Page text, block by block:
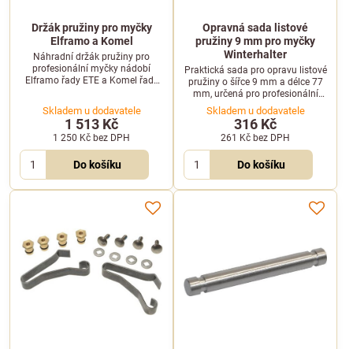
Držák pružiny pro myčky
Elframo a Komel
Náhradní držák pružiny pro
profesionální myčky nádobí
Elframo řady ETE a Komel řady
Skladem u dodavatele
1 513 Kč
1 250 Kč bez DPH
Do košíku
Opravná sada listové
pružiny 9 mm pro myčky
Winterhalter
Praktická sada pro opravu listové
pružiny o šířce 9 mm a délce 77
mm, určená pro profesionální
myčky Winterhalter řady GS.
Skladem u dodavatele
316 Kč
261 Kč bez DPH
Do košíku